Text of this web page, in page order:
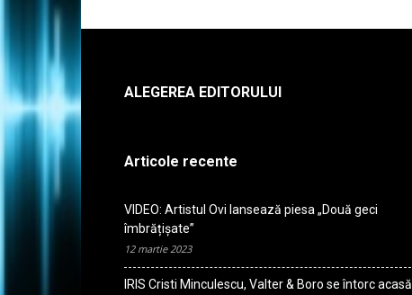
ALEGEREA EDITORULUI
Articole recente
VIDEO: Artistul Ovi lansează piesa „Două geci
îmbrățișate”
12 martie 2023
IRIS Cristi Minculescu, Valter & Boro se întorc acasă